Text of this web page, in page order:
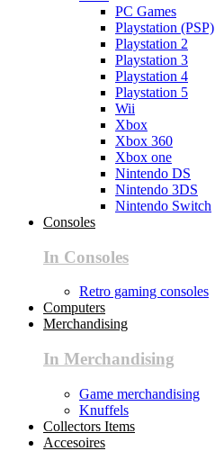
PC Games
Playstation (PSP)
Playstation 2
Playstation 3
Playstation 4
Playstation 5
Wii
Xbox
Xbox 360
Xbox one
Nintendo DS
Nintendo 3DS
Nintendo Switch
Consoles
In Consoles
Retro gaming consoles
Computers
Merchandising
In Merchandising
Game merchandising
Knuffels
Collectors Items
Accesoires